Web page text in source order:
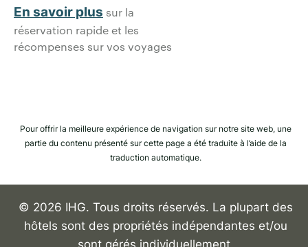
En savoir plus sur la
réservation rapide et les
récompenses sur vos voyages
Pour offrir la meilleure expérience de navigation sur notre site web, une
partie du contenu présenté sur cette page a été traduite à l’aide de la
traduction automatique.
© 2026 IHG. Tous droits réservés. La plupart des
hôtels sont des propriétés indépendantes et/ou